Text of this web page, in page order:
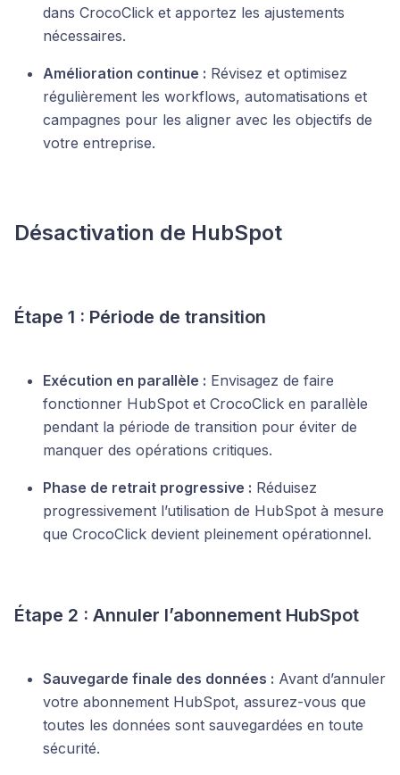
dans CrocoClick et apportez les ajustements
nécessaires.
Amélioration continue : Révisez et optimisez
régulièrement les workflows, automatisations et
campagnes pour les aligner avec les objectifs de
votre entreprise.
Désactivation de HubSpot
Étape 1 : Période de transition
Exécution en parallèle : Envisagez de faire
fonctionner HubSpot et CrocoClick en parallèle
pendant la période de transition pour éviter de
manquer des opérations critiques.
Phase de retrait progressive : Réduisez
progressivement l’utilisation de HubSpot à mesure
que CrocoClick devient pleinement opérationnel.
Étape 2 : Annuler l’abonnement HubSpot
Sauvegarde finale des données : Avant d’annuler
votre abonnement HubSpot, assurez-vous que
toutes les données sont sauvegardées en toute
sécurité.